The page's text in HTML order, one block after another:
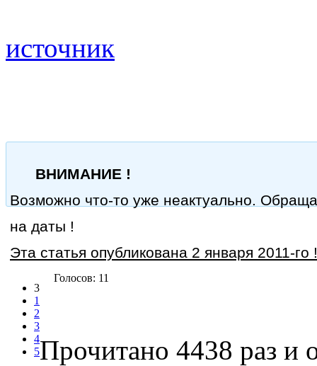
источник
ВНИМАНИЕ !
Возможно что-то уже неактуально.
на даты !
Эта статья опубликована 2 января 2011-го !
3
1
2
3
4
5
Голосов: 11
Прочитано 4438 раз и